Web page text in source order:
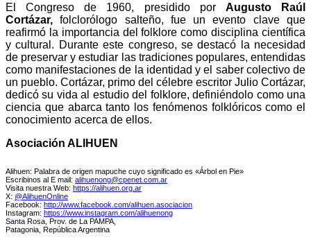
El Congreso de 1960, presidido por Augusto Raúl
Cortázar, folclorólogo salteño, fue un evento clave que
reafirmó la importancia del folklore como disciplina científica
y cultural. Durante este congreso, se destacó la necesidad
de preservar y estudiar las tradiciones populares, entendidas
como manifestaciones de la identidad y el saber colectivo de
un pueblo. Cortázar, primo del célebre escritor Julio Cortázar,
dedicó su vida al estudio del folklore, definiéndolo como una
ciencia que abarca tanto los fenómenos folklóricos como el
conocimiento acerca de ellos.
Asociación ALIHUEN
Alihuen: Palabra de origen mapuche cuyo significado es «Árbol en Pie»
Escribinos al E mail: alihuenong@cpenet.com.ar
Visita nuestra Web: https://alihuen.org.ar
X: @AlihuenOnline
Facebook: http://www.facebook.com/alihuen.asociacion
Instagram: https://www.instagram.com/alihuenong
Santa Rosa, Prov. de La PAMPA,
Patagonia, República Argentina